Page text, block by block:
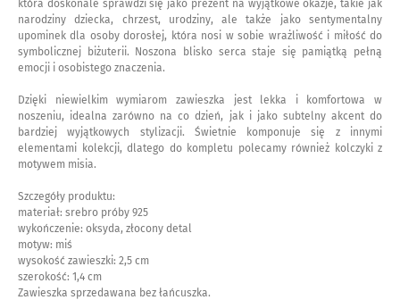
która doskonale sprawdzi się jako prezent na wyjątkowe okazje, takie jak
narodziny dziecka, chrzest, urodziny, ale także jako sentymentalny
upominek dla osoby dorosłej, która nosi w sobie wrażliwość i miłość do
symbolicznej biżuterii. Noszona blisko serca staje się pamiątką pełną
emocji i osobistego znaczenia.
Dzięki niewielkim wymiarom zawieszka jest lekka i komfortowa w
noszeniu, idealna zarówno na co dzień, jak i jako subtelny akcent do
bardziej wyjątkowych stylizacji. Świetnie komponuje się z innymi
elementami kolekcji, dlatego do kompletu polecamy również kolczyki z
motywem misia.
Szczegóły produktu:
materiał: srebro próby 925
wykończenie: oksyda, złocony detal
motyw: miś
wysokość zawieszki: 2,5 cm
szerokość: 1,4 cm
Zawieszka sprzedawana bez łańcuszka.